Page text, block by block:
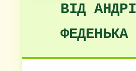
ВІД
ФЕДЕНЬКА